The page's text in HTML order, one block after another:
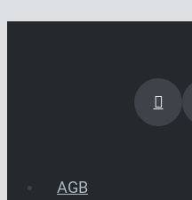
AGB